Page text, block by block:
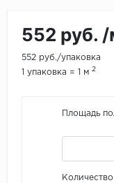
552 руб.
552 руб./упаковка
1 упаковка = 1 м 2
Площадь